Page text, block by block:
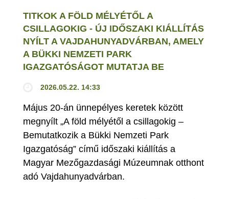
TITKOK A FÖLD MÉLYÉTŐL A
CSILLAGOKIG - ÚJ IDŐSZAKI KIÁLLÍTÁS
NYÍLT A VAJDAHUNYADVÁRBAN, AMELY
A BÜKKI NEMZETI PARK
IGAZGATÓSÁGOT MUTATJA BE
2026.05.22. 14:33
Május 20-án ünnepélyes keretek között
megnyílt „A föld mélyétől a csillagokig –
Bemutatkozik a Bükki Nemzeti Park
Igazgatóság” című időszaki kiállítás a
Magyar Mezőgazdasági Múzeumnak otthont
adó Vajdahunyadvárban.